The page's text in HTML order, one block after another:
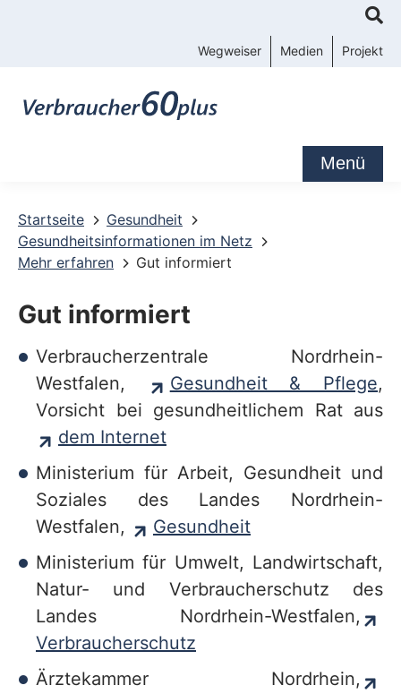
Wegweiser Medien Projekt
Menü
Startseite
Gesundheit
Gesundheitsinformationen im Netz
Mehr erfahren
Gut informiert
Gut informiert
Verbraucherzentrale Nordrhein-
Westfalen,
Gesundheit & Pflege,
Vorsicht bei gesundheitlichem Rat aus
dem Internet
Ministerium für Arbeit, Gesundheit und
Soziales des Landes Nordrhein-
Westfalen,
Gesundheit
Ministerium für Umwelt, Landwirtschaft,
Natur- und Verbraucherschutz des
Landes Nordrhein-Westfalen,
Verbraucherschutz
Ärztekammer Nordrhein,